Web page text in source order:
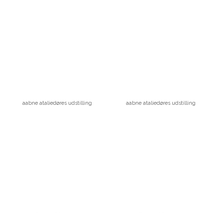
aabne ataliedøres udstilling aabne ataliedøres udstilling